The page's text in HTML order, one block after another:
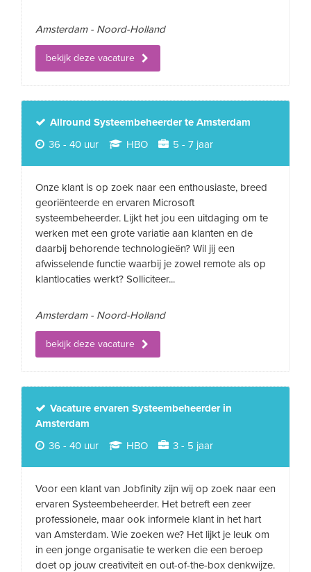
Amsterdam - Noord-Holland
bekijk deze vacature
Allround Systeembeheerder te Amsterdam
36 - 40 uur
HBO 5 - 7 jaar
Onze klant is op zoek naar een enthousiaste, breed
georiënteerde en ervaren Microsoft
systeembeheerder. Lijkt het jou een uitdaging om te
werken met een grote variatie aan klanten en de
daarbij behorende technologieën? Wil jij een
afwisselende functie waarbij je zowel remote als op
klantlocaties werkt? Solliciteer...
Amsterdam - Noord-Holland
bekijk deze vacature
Vacature ervaren Systeembeheerder in
Amsterdam
36 - 40 uur
HBO 3 - 5 jaar
Voor een klant van Jobfinity zijn wij op zoek naar een
ervaren Systeembeheerder. Het betreft een zeer
professionele, maar ook informele klant in het hart
van Amsterdam. Wie zoeken we? Het lijkt je leuk om
in een jonge organisatie te werken die een beroep
doet op jouw creativiteit en out-of-the-box denkwijze.